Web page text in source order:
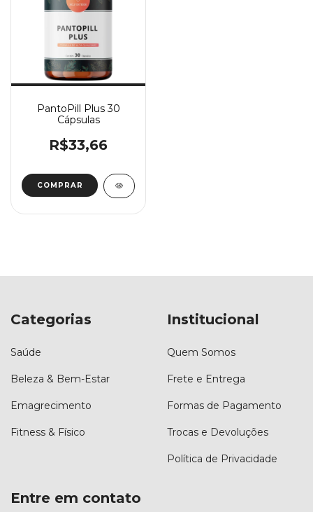
PantoPill Plus 30
Cápsulas
R$33,66
Categorias
Saúde
Beleza & Bem-Estar
Emagrecimento
Fitness & Físico
Institucional
Quem Somos
Frete e Entrega
Formas de Pagamento
Trocas e Devoluções
Política de Privacidade
Entre em contato